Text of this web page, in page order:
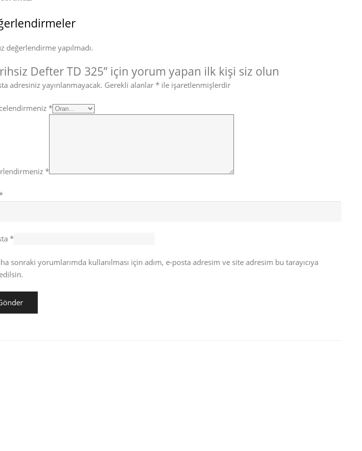
değerlendirme yapılmadı.
Defter TD 325” için yorum yapan ilk kişi siz olun
adresiniz yayınlanmayacak. Gerekli alanlar* ile işaretlenmişlerdir
*
*
*
sonraki yorumlarımda kullanılması için adım, e-posta adresim ve site adresim bu tarayıcıya